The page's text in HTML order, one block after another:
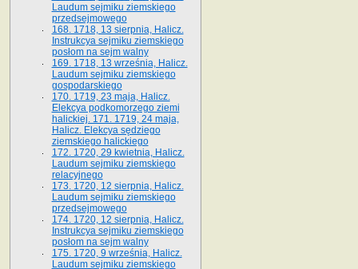
Laudum sejmiku ziemskiego
przedsejmowego
168. 1718, 13 sierpnia, Halicz.
Instrukcya sejmiku ziemskiego
posłom na sejm walny
169. 1718, 13 września, Halicz.
Laudum sejmiku ziemskiego
gospodarskiego
170. 1719, 23 maja, Halicz.
Elekcya podkomorzego ziemi
halickiej. 171. 1719, 24 maja,
Halicz. Elekcya sędziego
ziemskiego halickiego
172. 1720, 29 kwietnia, Halicz.
Laudum sejmiku ziemskiego
relacyjnego
173. 1720, 12 sierpnia, Halicz.
Laudum sejmiku ziemskiego
przedsejmowego
174. 1720, 12 sierpnia, Halicz.
Instrukcya sejmiku ziemskiego
posłom na sejm walny
175. 1720, 9 września, Halicz.
Laudum sejmiku ziemskiego